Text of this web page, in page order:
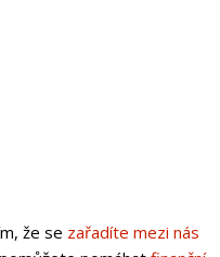
že se zařadíte mezi nás